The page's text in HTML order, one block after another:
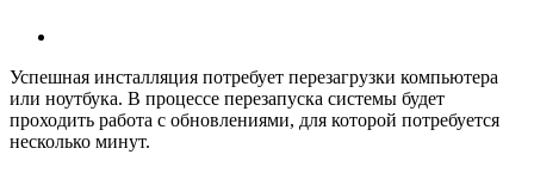
Успешная инсталляция потребует перезагрузки компьютера
или ноутбука. В процессе перезапуска системы будет
проходить работа с обновлениями, для которой потребуется
несколько минут.